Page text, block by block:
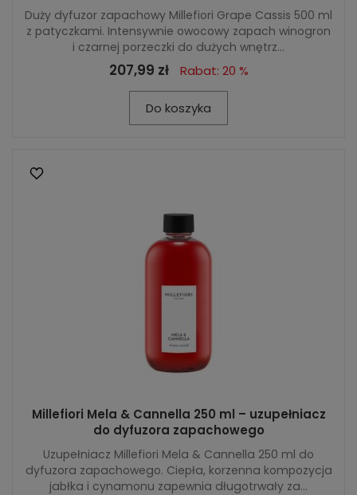
Duży dyfuzor zapachowy Millefiori Grape Cassis 500 ml
z patyczkami. Intensywnie owocowy zapach winogron
i czarnej porzeczki do dużych wnętrz...
207,99 zł Rabat: 20 %
Do koszyka
Millefiori Mela & Cannella 250 ml – uzupełniacz
do dyfuzora zapachowego
Uzupełniacz Millefiori Mela & Cannella 250 ml do
dyfuzora zapachowego. Ciepła, korzenna kompozycja
jabłka i cynamonu zapewnia długotrwały za...